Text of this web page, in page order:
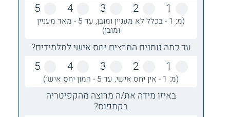
1
2
3
4
5
(מ: 1 - בכלל לא מעניין ומובן, עד 5 - מאד מעניין
ומובן)
עד כמה נותנים המרצים יחס אישי לתלמידים?
1
2
3
4
5
(מ: 1 - אין יחס אישי, עד 5 - המון יחס אישי)
באיזו מידה את/ה מרוצה מהקפיטריה
בקמפוס?